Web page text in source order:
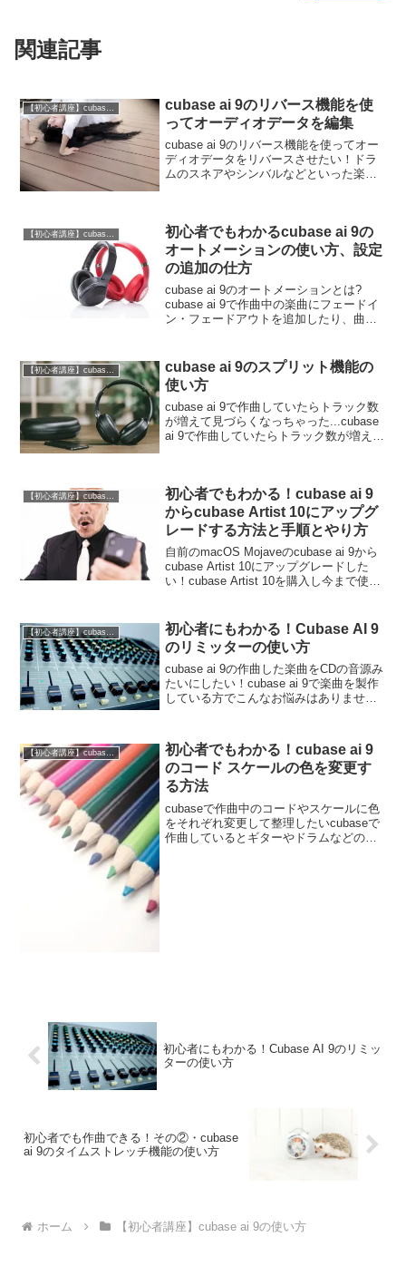
関連記事
cubase ai 9のリバース機能を使
ってオーディオデータを編集
cubase ai 9のリバース機能を使ってオー
ディオデータをリバースさせたい！ドラ
ムのスネアやシンバルなどといった楽器
ど...
【初心者講座】cubase ai 9の使い方
初心者でもわかるcubase ai 9の
オートメーションの使い方、設定
の追加の仕方
cubase ai 9のオートメーションとは?
cubase ai 9で作曲中の楽曲にフェードイ
ン・フェードアウトを追加したり、曲の
定・編集してみたいと思ったことはあり
ませ...
cubase ai 9のスプリット機能の
使い方
cubase ai 9で作曲していたらトラック数
が増えて見づらくなっちゃった...cubase
ai 9で作曲していたらトラック数が増えて
【初心者講座】cubase ai 9の使い方
初心者でもわかる！cubase ai 9
からcubase Artist 10にアップグ
レードする方法と手順とやり方
自前のmacOS Mojaveのcubase ai 9から
cubase Artist 10にアップグレードした
い！cubase Artist 10を購入し今まで使っ
初心者にもわかる！Cubase AI 9
のリミッターの使い方
cubase ai 9の作曲した楽曲をCDの音源み
たいにしたい！cubase ai 9で楽曲を製作
している方でこんなお悩みはありません
が小さ...
【初心者講座】cubase ai 9の使い方
初心者でもわかる！cubase ai 9
のコード スケールの色を変更す
る方法
cubaseで作曲中のコードやスケールに色
をそれぞれ変更して整理したいcubaseで
作曲しているとギターやドラムなどの楽
初心者にもわかる！Cubase AI 9のリミッ
ターの使い方
初心者でも作曲できる！その②・cubase
ai 9のタイムストレッチ機能の使い方
ホーム 【初心者講座】cubase ai 9の使い方